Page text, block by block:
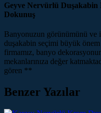
Geyve Nervürlü Duşakabin
Dokunuş
Banyonuzun görünümünü ve
duşakabin seçimi büyük önem
firmamız, banyo
mekanlarınıza değer
gören **
Benzer Yazılar